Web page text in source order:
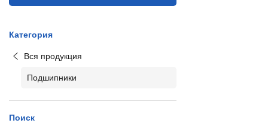
Категория
Вся продукция
Подшипники
Поиск